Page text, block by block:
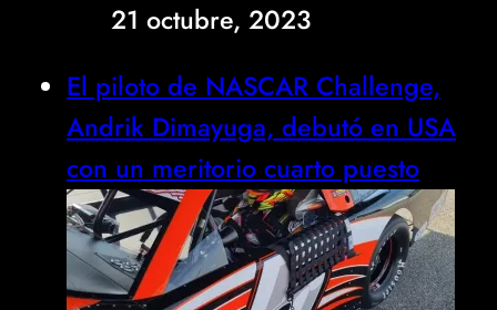
21 octubre, 2023
El piloto de NASCAR Challenge,
Andrik Dimayuga, debutó en USA
con un meritorio cuarto puesto